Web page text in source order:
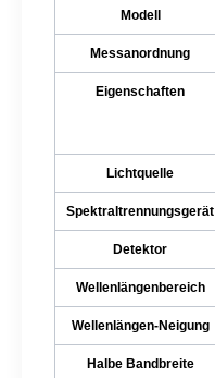
Modell
Messanordnung
Eigenschaften
Lichtquelle
Spektraltrennungsgerät
Detektor
Wellenlängenbereich
Wellenlängen-Neigung
Halbe Bandbreite